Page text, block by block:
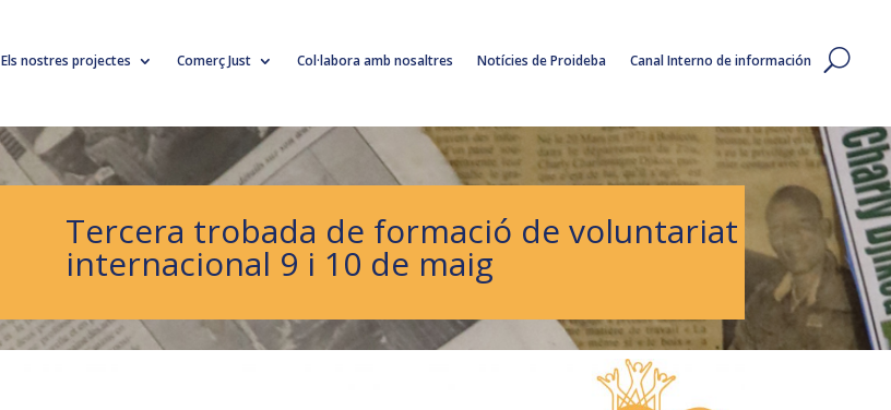
Els nostres projectes Comerç Just Col·labora amb nosaltres Notícies de Proideba Canal Interno de información
Tercera trobada de formació de voluntariat
internacional 9 i 10 de maig